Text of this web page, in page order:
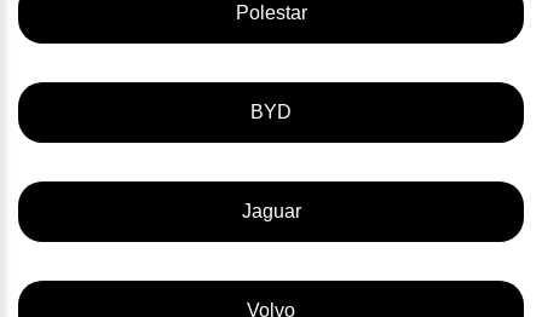
Polestar
BYD
Jaguar
Volvo